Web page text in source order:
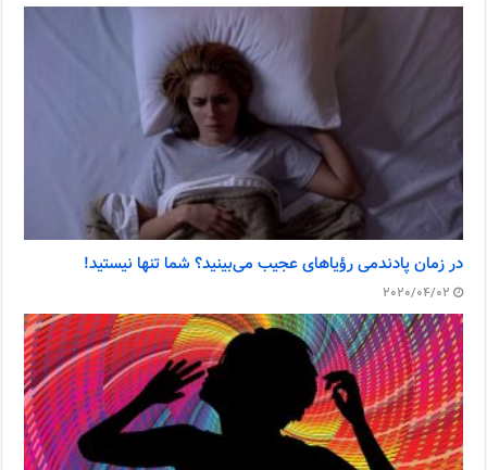
در زمان پادندمی رؤیاهای عجیب می‌بینید؟ شما تنها نیستید!
2020/04/02